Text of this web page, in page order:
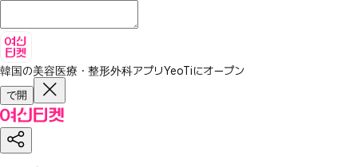
韓国の美容医療・整形外科アプリYeoTiにオープン
で開